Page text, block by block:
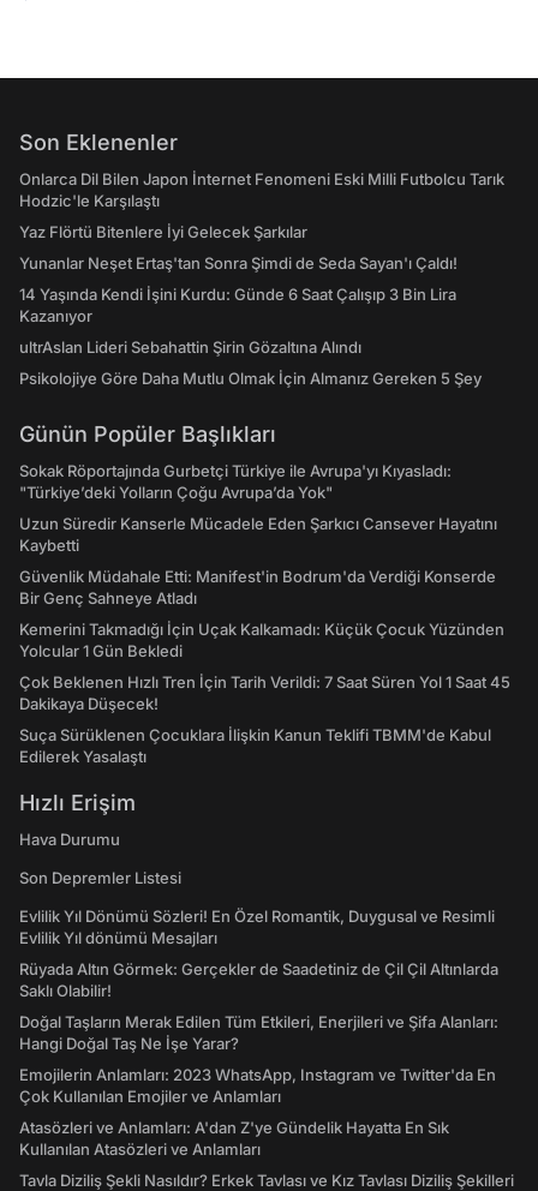
Son Eklenenler
Onlarca Dil Bilen Japon İnternet Fenomeni Eski Milli Futbolcu Tarık
Hodzic'le Karşılaştı
Yaz Flörtü Bitenlere İyi Gelecek Şarkılar
Yunanlar Neşet Ertaş'tan Sonra Şimdi de Seda Sayan'ı Çaldı!
14 Yaşında Kendi İşini Kurdu: Günde 6 Saat Çalışıp 3 Bin Lira
Kazanıyor
ultrAslan Lideri Sebahattin Şirin Gözaltına Alındı
Psikolojiye Göre Daha Mutlu Olmak İçin Almanız Gereken 5 Şey
Günün Popüler Başlıkları
Sokak Röportajında Gurbetçi Türkiye ile Avrupa'yı Kıyasladı:
"Türkiye’deki Yolların Çoğu Avrupa’da Yok"
Uzun Süredir Kanserle Mücadele Eden Şarkıcı Cansever Hayatını
Kaybetti
Güvenlik Müdahale Etti: Manifest'in Bodrum'da Verdiği Konserde
Bir Genç Sahneye Atladı
Kemerini Takmadığı İçin Uçak Kalkamadı: Küçük Çocuk Yüzünden
Yolcular 1 Gün Bekledi
Çok Beklenen Hızlı Tren İçin Tarih Verildi: 7 Saat Süren Yol 1 Saat 45
Dakikaya Düşecek!
Suça Sürüklenen Çocuklara İlişkin Kanun Teklifi TBMM'de Kabul
Edilerek Yasalaştı
Hızlı Erişim
Hava Durumu
Son Depremler Listesi
Evlilik Yıl Dönümü Sözleri! En Özel Romantik, Duygusal ve Resimli
Evlilik Yıl dönümü Mesajları
Rüyada Altın Görmek: Gerçekler de Saadetiniz de Çil Çil Altınlarda
Saklı Olabilir!
Doğal Taşların Merak Edilen Tüm Etkileri, Enerjileri ve Şifa Alanları:
Hangi Doğal Taş Ne İşe Yarar?
Emojilerin Anlamları: 2023 WhatsApp, Instagram ve Twitter'da En
Çok Kullanılan Emojiler ve Anlamları
Atasözleri ve Anlamları: A'dan Z'ye Gündelik Hayatta En Sık
Kullanılan Atasözleri ve Anlamları
Tavla Diziliş Şekli Nasıldır? Erkek Tavlası ve Kız Tavlası Diziliş Şekilleri